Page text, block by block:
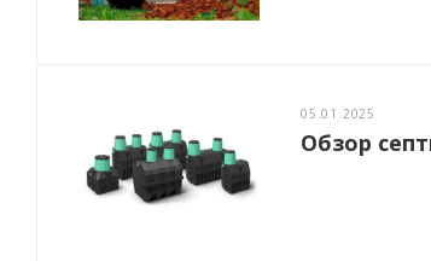
05.01.2025
Обзор